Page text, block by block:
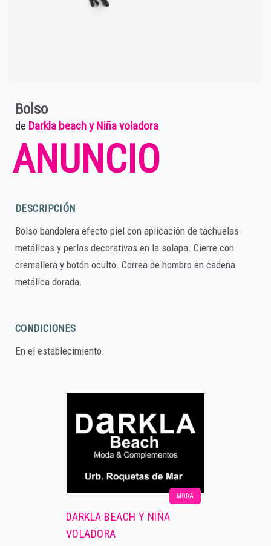
Bolso
de Darkla beach y Niña voladora
ANUNCIO
DESCRIPCIÓN
Bolso bandolera efecto piel con aplicación de tachuelas
metálicas y perlas decorativas en la solapa. Cierre con
cremallera y botón oculto. Correa de hombro en cadena
metálica dorada.
CONDICIONES
En el establecimiento.
MODA
DARKLA BEACH Y NIÑA
VOLADORA